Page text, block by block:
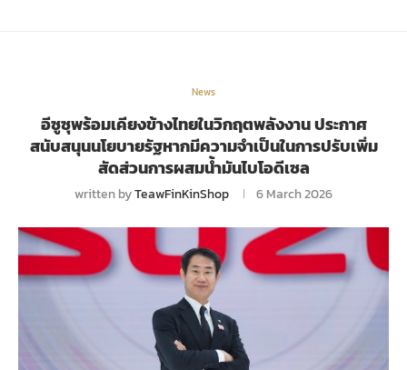
News
อีซูซุพร้อมเคียงข้างไทยในวิกฤตพลังงาน ประกาศ
สนับสนุนนโยบายรัฐหากมีความจำเป็นในการปรับเพิ่ม
สัดส่วนการผสมน้ำมันไบโอดีเซล
written byTeawFinKinShop 6 March 2026